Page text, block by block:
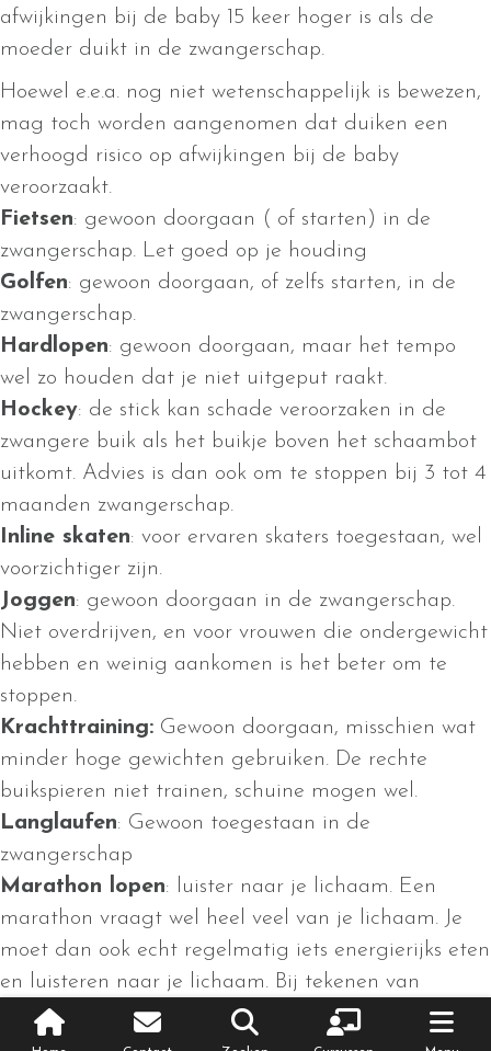
afwijkingen bij de baby 15 keer hoger is als de
moeder duikt in de zwangerschap.
Hoewel e.e.a. nog niet wetenschappelijk is bewezen,
mag toch worden aangenomen dat duiken een
verhoogd risico op afwijkingen bij de baby
veroorzaakt.
Fietsen: gewoon doorgaan ( of starten) in de
zwangerschap. Let goed op je houding
Golfen: gewoon doorgaan, of zelfs starten, in de
zwangerschap.
Hardlopen: gewoon doorgaan, maar het tempo
wel zo houden dat je niet uitgeput raakt.
Hockey: de stick kan schade veroorzaken in de
zwangere buik als het buikje boven het schaambot
uitkomt. Advies is dan ook om te stoppen bij 3 tot 4
maanden zwangerschap.
Inline skaten: voor ervaren skaters toegestaan, wel
voorzichtiger zijn.
Joggen: gewoon doorgaan in de zwangerschap.
Niet overdrijven, en voor vrouwen die ondergewicht
hebben en weinig aankomen is het beter om te
stoppen.
Krachttraining: Gewoon doorgaan, misschien wat
minder hoge gewichten gebruiken. De rechte
buikspieren niet trainen, schuine mogen wel.
Langlaufen: Gewoon toegestaan in de
zwangerschap
Marathon lopen: luister naar je lichaam. Een
marathon vraagt wel heel veel van je lichaam. Je
moet dan ook echt regelmatig iets energierijks eten
en luisteren naar je lichaam. Bij tekenen van
oververhitting direct stoppen.
Paardrijden
: Alleen toegestaan als je goed kan